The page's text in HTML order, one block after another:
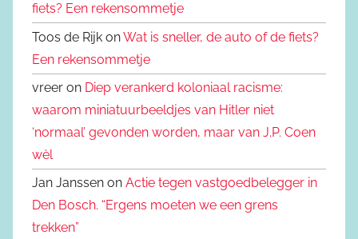
fiets? Een rekensommetje
Toos de Rijk onWat is sneller, de auto of de fiets?
Een rekensommetje
vreer on Diep verankerd koloniaal racisme:
waarom miniatuurbeeldjes van Hitler niet
‘normaal’ gevonden worden, maar van J.P. Coen
wèl
Jan Janssen on Actie tegen vastgoedbelegger in
Den Bosch. “Ergens moeten we een grens
trekken”